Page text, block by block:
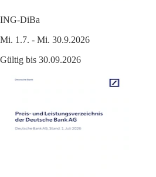
ING-DiBa
Mi. 1.7. - Mi. 30.9.2026
Gültig bis 30.09.2026